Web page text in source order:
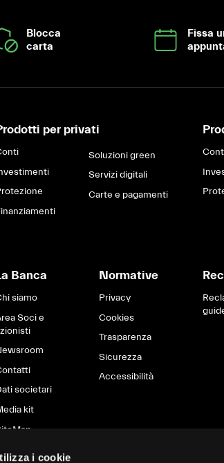
i cookie
Blocca
carta
Fissa
per privati
Soluzioni green
Servizi digitali
Carte e pagamenti
Banca
siamo
Soci e
societari
kit
Normative
Privacy
Cookies
Trasparenza
Sicurezza
Accessibilità